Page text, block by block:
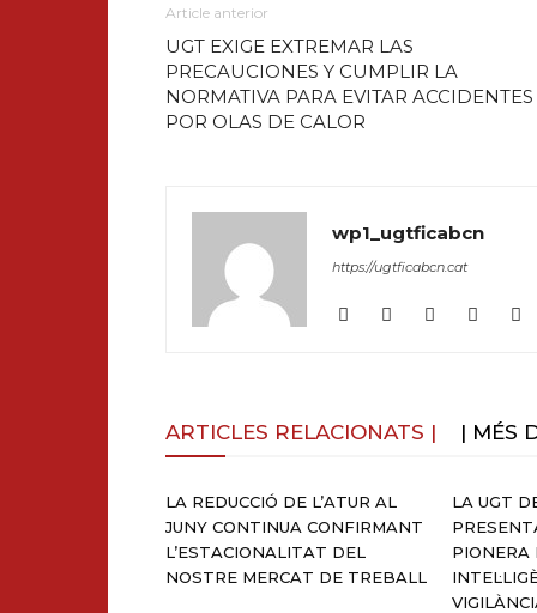
Article anterior
UGT EXIGE EXTREMAR LAS
PRECAUCIONES Y CUMPLIR LA
NORMATIVA PARA EVITAR ACCIDENTES
POR OLAS DE CALOR
wp1_ugtficabcn
https://ugtficabcn.cat
ARTICLES RELACIONATS | | MÉS
LA REDUCCIÓ DE L’ATUR AL
JUNY CONTINUA CONFIRMANT
L’ESTACIONALITAT DEL
NOSTRE MERCAT DE TREBALL
LA UGT
PIONERA